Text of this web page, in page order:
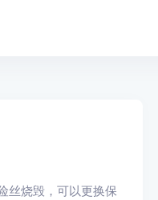
丝烧毁，可以更换保